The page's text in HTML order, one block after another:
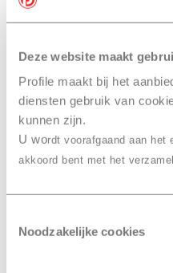
Deze website maakt
Profile maakt bij het
diensten gebruik van
kunnen zijn.
U wordt voorafgaand aan het
akkoord bent met het
Noodzakelijke cookies
worden gevuld. Elk jaar
gaat werken. Dus wacht
Vennep, ABO. En hou in
van je airco in de gaten.